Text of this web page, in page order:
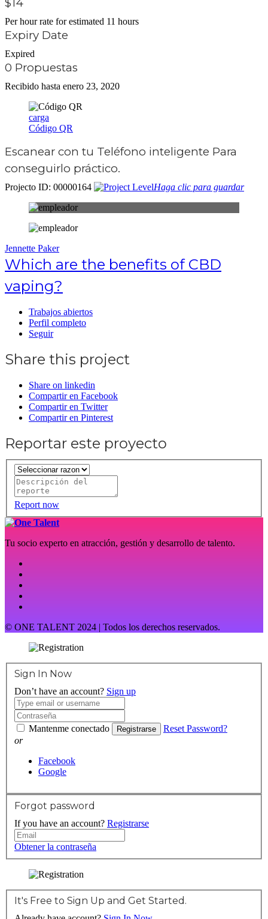
Per hour rate for estimated 11 hours
Expiry Date
Expired
0 Propuestas
Recibido hasta enero 23, 2020
carga
Código QR
Escanear con tu Teléfono inteligente Para
conseguirlo práctico.
Projecto ID: 00000164 Haga clic para guardar
Jennette Paker
Which are the benefits of CBD
vaping?
Trabajos abiertos
Perfil completo
Seguir
Share this project
Share on linkedin
Compartir en Facebook
Compartir en Twitter
Compartir en Pinterest
Reportar este proyecto
Report now
Tu socio experto en atracción, gestión y desarrollo de talento.
© ONE TALENT 2024 | Todos los derechos reservados.
Sign In Now
Don’t have an account? Sign up
Mantenme conectado Registrarse
Reset Password?
or
Facebook
Google
Forgot password
If you have an account? Registrarse
Obtener la contraseña
It's Free to Sign Up and Get Started.